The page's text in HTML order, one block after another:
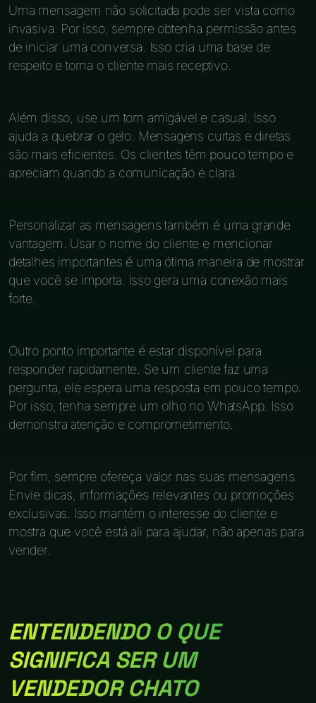
Uma mensagem não solicitada pode ser vista como
invasiva. Por isso, sempre obtenha permissão antes
de iniciar uma conversa. Isso cria uma base de
respeito e torna o cliente mais receptivo.
Além disso, use um tom amigável e casual. Isso
ajuda a quebrar o gelo. Mensagens curtas e diretas
são mais eficientes. Os clientes têm pouco tempo e
apreciam quando a comunicação é clara.
Personalizar as mensagens também é uma grande
vantagem. Usar o nome do cliente e mencionar
detalhes importantes é uma ótima maneira de mostrar
que você se importa. Isso gera uma conexão mais
forte.
Outro ponto importante é estar disponível para
responder rapidamente. Se um cliente faz uma
pergunta, ele espera uma resposta em pouco tempo.
Por isso, tenha sempre um olho no WhatsApp. Isso
demonstra atenção e comprometimento.
Por fim, sempre ofereça valor nas suas mensagens.
Envie dicas, informações relevantes ou promoções
exclusivas. Isso mantém o interesse do cliente e
mostra que você está ali para ajudar, não apenas para
vender.
ENTENDENDO O QUE
SIGNIFICA SER UM
VENDEDOR CHATO